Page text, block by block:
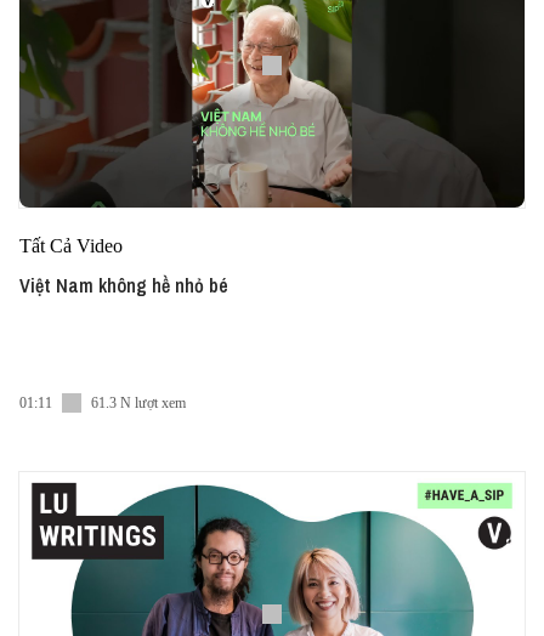
Tất Cả Video
Việt Nam không hề nhỏ bé
01:11 61.3 N lượt xem